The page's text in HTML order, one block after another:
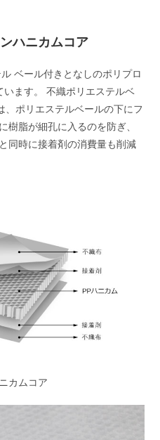
ハニカムコア
ベール付きとなしのポリプロ
ます。 不織ポリエステルベ
、ポリエステルベールの下にフ
樹脂が細孔に入るのを防ぎ、
同時に接着剤の消費量も削減
カムコア